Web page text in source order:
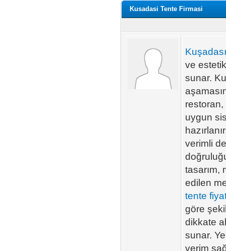
Kusadasi Tente Firmasi
ve
sunar.
uygun
verimli
tasarım,
edilen
tente
göre
dikkate
sunar.
verim